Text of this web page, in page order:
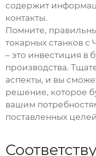
содержит
контакты.
Помните,
токарных станков
– это инвестиция в
производства.
аспекты, и вы
решение, которое
вашим
поставленных